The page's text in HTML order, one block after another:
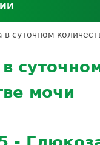
анализов
пациента
программа
пациентов
лабораторию
в суточном
мочи